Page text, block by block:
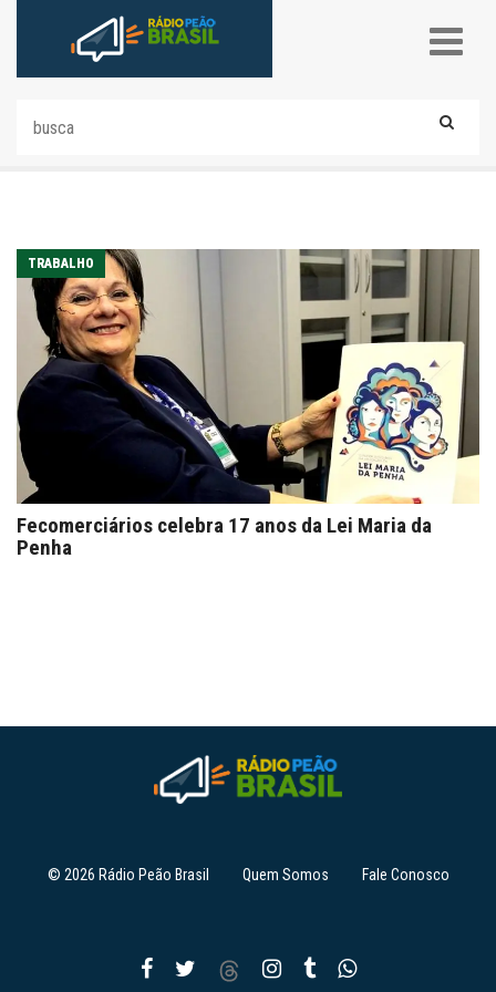
TRABALHO
Fecomerciários celebra 17 anos da Lei Maria da
Penha
© 2026 Rádio Peão Brasil Quem Somos Fale Conosco